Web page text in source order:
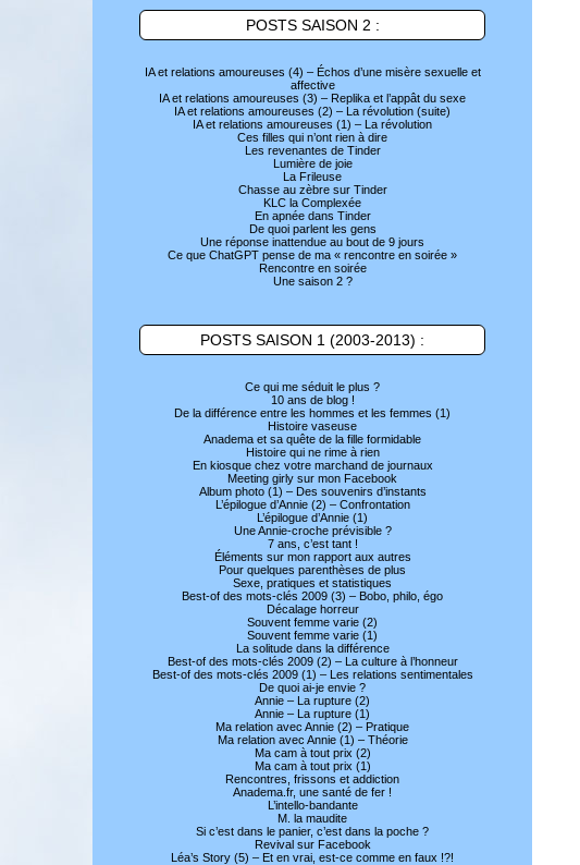
POSTS SAISON 2 :
IA et relations amoureuses (4) – Échos d’une misère sexuelle et
affective
IA et relations amoureuses (3) – Replika et l’appât du sexe
IA et relations amoureuses (2) – La révolution (suite)
IA et relations amoureuses (1) – La révolution
Ces filles qui n’ont rien à dire
Les revenantes de Tinder
Lumière de joie
La Frileuse
Chasse au zèbre sur Tinder
KLC la Complexée
En apnée dans Tinder
De quoi parlent les gens
Une réponse inattendue au bout de 9 jours
Ce que ChatGPT pense de ma « rencontre en soirée »
Rencontre en soirée
Une saison 2 ?
POSTS SAISON 1 (2003-2013) :
Ce qui me séduit le plus ?
10 ans de blog !
De la différence entre les hommes et les femmes (1)
Histoire vaseuse
Anadema et sa quête de la fille formidable
Histoire qui ne rime à rien
En kiosque chez votre marchand de journaux
Meeting girly sur mon Facebook
Album photo (1) – Des souvenirs d’instants
L’épilogue d’Annie (2) – Confrontation
L’épilogue d’Annie (1)
Une Annie-croche prévisible ?
7 ans, c’est tant !
Éléments sur mon rapport aux autres
Pour quelques parenthèses de plus
Sexe, pratiques et statistiques
Best-of des mots-clés 2009 (3) – Bobo, philo, égo
Décalage horreur
Souvent femme varie (2)
Souvent femme varie (1)
La solitude dans la différence
Best-of des mots-clés 2009 (2) – La culture à l’honneur
Best-of des mots-clés 2009 (1) – Les relations sentimentales
De quoi ai-je envie ?
Annie – La rupture (2)
Annie – La rupture (1)
Ma relation avec Annie (2) – Pratique
Ma relation avec Annie (1) – Théorie
Ma cam à tout prix (2)
Ma cam à tout prix (1)
Rencontres, frissons et addiction
Anadema.fr, une santé de fer !
L’intello-bandante
M. la maudite
Si c’est dans le panier, c’est dans la poche ?
Revival sur Facebook
Léa’s Story (5) – Et en vrai, est-ce comme en faux !?!